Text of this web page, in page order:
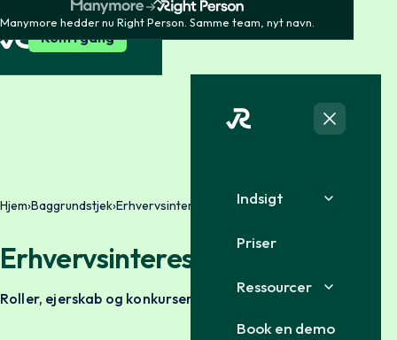
Manymore hedder nu Right Person. Samme team, nyt navn.
Kom i gang
Indsigt
Priser
Ressourcer
Book en demo
Hjem›Baggrundstjek›Erhvervsinteresser
Erhvervsinteresser
Roller, ejerskab og konkurser